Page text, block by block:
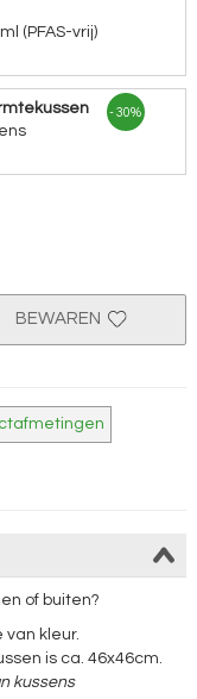
(PFAS-vrij)
- 30%
BEWAREN
of buiten?
van kleur.
is ca. 46x46cm.
kussens